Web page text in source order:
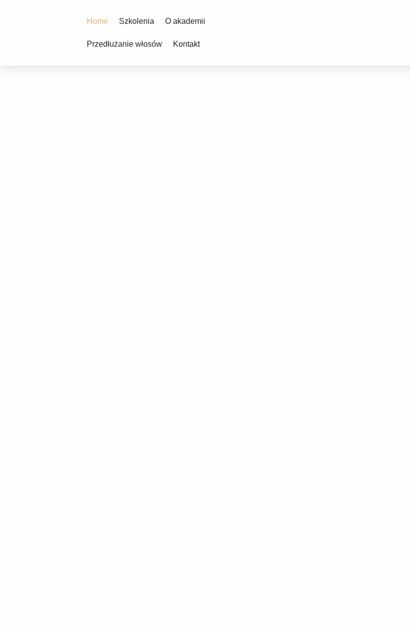
Home Szkolenia O akademii
Przedłużanie włosów Kontakt